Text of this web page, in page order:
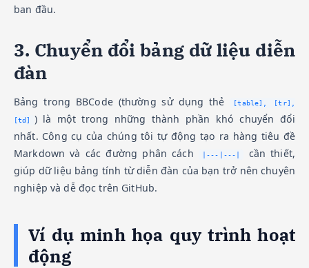
ban đầu.
3. Chuyển đổi bảng dữ liệu diễn
đàn
Bảng trong BBCode (thường sử dụng thẻ [table], [tr],
[td]
) là một trong những thành phần khó chuyển đổi
nhất. Công cụ của chúng tôi tự động tạo ra hàng tiêu đề
Markdown và các đường phân cách
|---|---|
cần thiết,
giúp dữ liệu bảng tính từ diễn đàn của bạn trở nên chuyên
nghiệp và dễ đọc trên GitHub.
Ví dụ minh họa quy trình hoạt
động